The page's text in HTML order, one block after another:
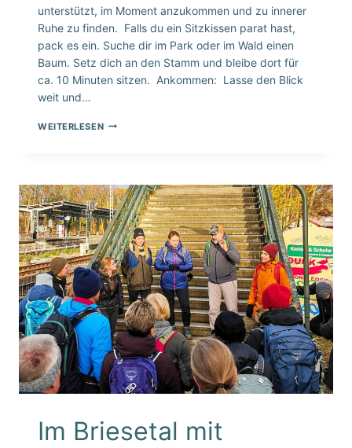
unterstützt, im Moment anzukommen und zu innerer
Ruhe zu finden. Falls du ein Sitzkissen parat hast,
pack es ein. Suche dir im Park oder im Wald einen
Baum. Setz dich an den Stamm und bleibe dort für
ca. 10 Minuten sitzen. Ankommen: Lasse den Blick
weit und…
WEITERLESEN IN
KOMMEN
Im Briesetal mit